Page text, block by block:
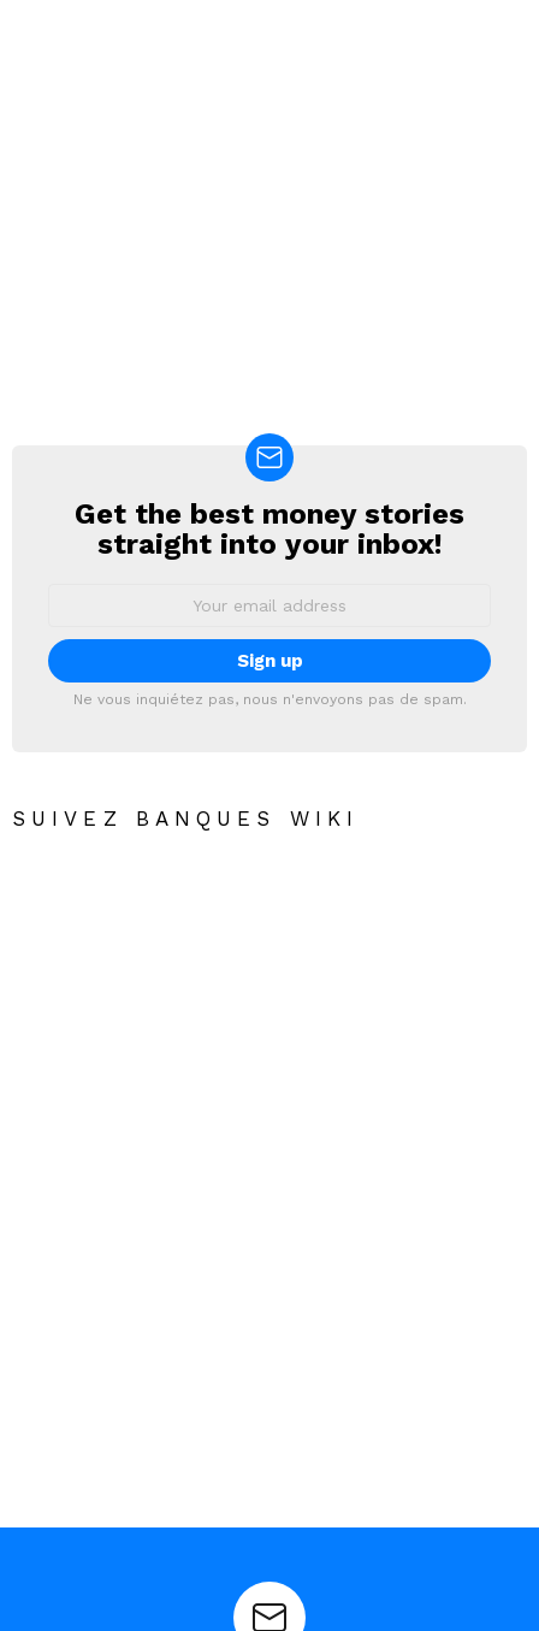
NEWSLETTER
Get the best money stories
straight into your inbox!
Ne vous inquiétez pas, nous n'envoyons pas de spam.
SUIVEZ BANQUES WIKI